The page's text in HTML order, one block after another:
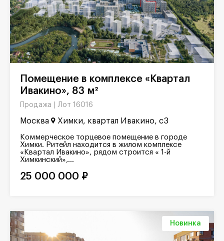
Ивакино», 83 м²
Продажа | Лот 16016
Москва Химки, квартал Ивакино, с3
Коммерческое торцевое помещение в городе
Химки. Ритейл находится в жилом комплексе
«Квартал Ивакино», рядом строится « 1-й
Химкинский»,...
25 000 000 ₽
Новинка